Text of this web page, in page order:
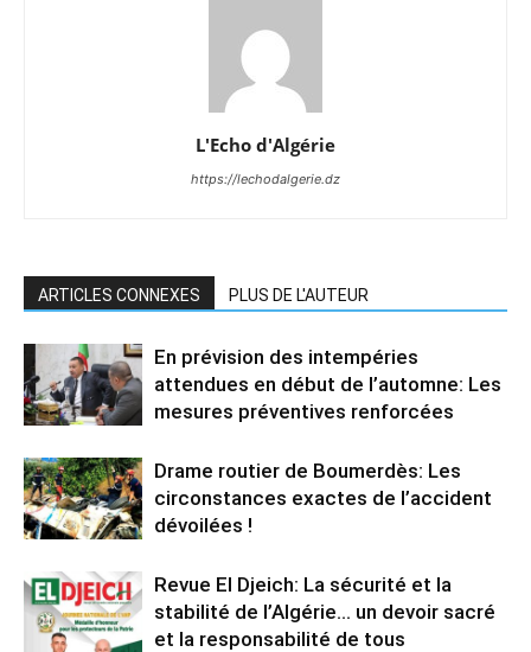
L'Echo d'Algérie
https://lechodalgerie.dz
ARTICLES CONNEXES PLUS DE L'AUTEUR
En prévision des intempéries
attendues en début de l’automne: Les
mesures préventives renforcées
Drame routier de Boumerdès: Les
circonstances exactes de l’accident
dévoilées !
Revue El Djeich: La sécurité et la
stabilité de l’Algérie… un devoir sacré
et la responsabilité de tous